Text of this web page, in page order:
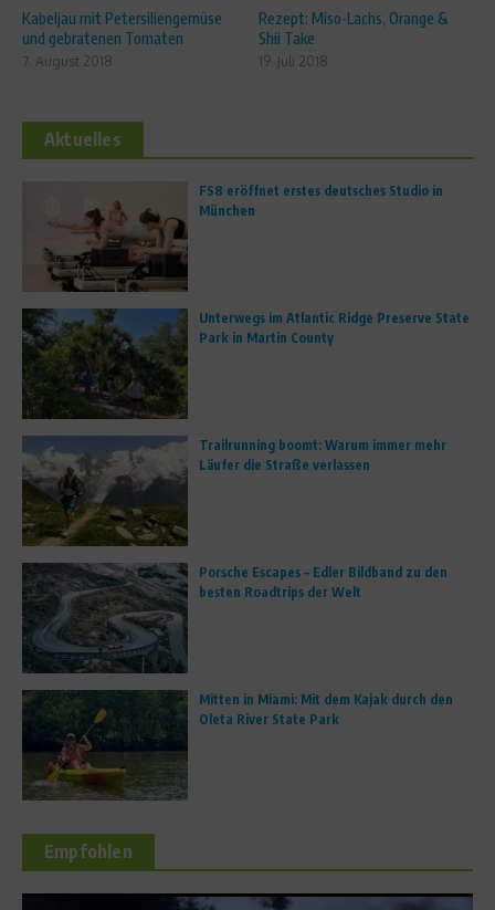
Kabeljau mit Petersiliengemüse
und gebratenen Tomaten
7. August 2018
Rezept: Miso-Lachs, Orange &
Shii Take
19. Juli 2018
Aktuelles
FS8 eröffnet erstes deutsches Studio in
München
Unterwegs im Atlantic Ridge Preserve State
Park in Martin County
Trailrunning boomt: Warum immer mehr
Läufer die Straße verlassen
Porsche Escapes – Edler Bildband zu den
besten Roadtrips der Welt
Mitten in Miami: Mit dem Kajak durch den
Oleta River State Park
Empfohlen
News